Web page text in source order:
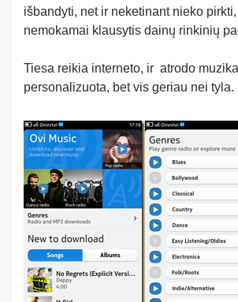
išbandyti, net ir neketinant nieko
nemokamai klausytis dainų rinkinių
Tiesa reikia interneto, ir atrodo
personalizuota, bet vis geriau nei tyla.